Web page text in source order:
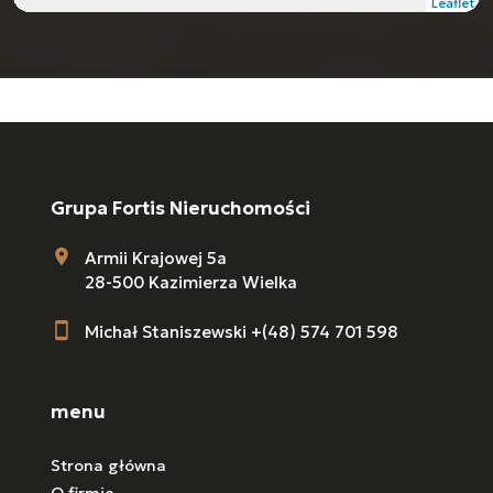
Leaflet
Grupa Fortis Nieruchomości
Armii Krajowej 5a
28-500 Kazimierza Wielka
Michał Staniszewski +(48) 574 701 598
menu
Strona główna